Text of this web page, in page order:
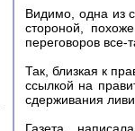
Видимо, одна из
стороной,
переговоров все-
Так, близкая к
ссылкой на
сдерживания